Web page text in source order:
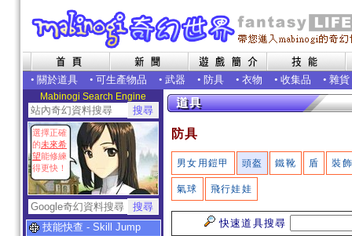
• 關於道具 • 可生產物品 • 武器 • 防具 • 衣物 • 收集品 • 雜貨
Mabinogi Search Engine
選擇正確
的未來希
望能修練
得更快！
技能快查 - Skill Jump
防具
男女用鎧甲 頭盔 鐵靴 盾 裝
氣球 飛行娃娃
快速道具搜尋